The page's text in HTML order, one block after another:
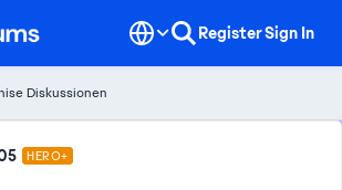
RegisterSign In
Diskussionen
HERO+